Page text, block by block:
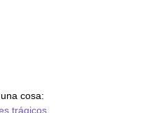
cosa:
trágicos.